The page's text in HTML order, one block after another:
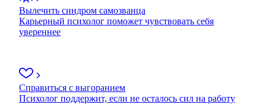
Вылечить синдром самозванца
Карьерный психолог поможет чувствовать себя
увереннее
Справиться с выгоранием
Психолог поддержит, если не осталось сил на работу